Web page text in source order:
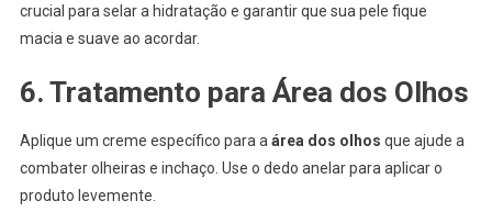
crucial para selar a hidratação e garantir que sua pele fique
macia e suave ao acordar.
6. Tratamento para Área dos Olhos
Aplique um creme específico para a área dos olhos que ajude a
combater olheiras e inchaço. Use o dedo anelar para aplicar o
produto levemente.